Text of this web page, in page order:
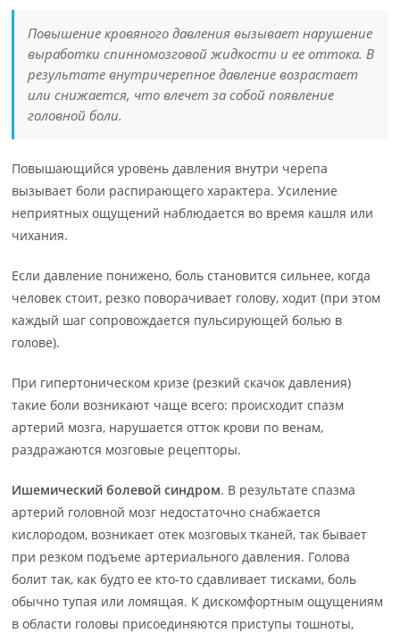
Повышение кровяного давления вызывает нарушение
выработки спинномозговой жидкости и ее оттока. В
результате внутричерепное давление возрастает
или снижается, что влечет за собой появление
головной боли.
Повышающийся уровень давления внутри черепа
вызывает боли распирающего характера. Усиление
неприятных ощущений наблюдается во время кашля или
чихания.
Если давление понижено, боль становится сильнее, когда
человек стоит, резко поворачивает голову, ходит (при этом
каждый шаг сопровождается пульсирующей болью в
голове).
При гипертоническом кризе (резкий скачок давления)
такие боли возникают чаще всего: происходит спазм
артерий мозга, нарушается отток крови по венам,
раздражаются мозговые рецепторы.
Ишемический болевой синдром. В результате спазма
артерий головной мозг недостаточно снабжается
кислородом, возникает отек мозговых тканей, так бывает
при резком подъеме артериального давления. Голова
болит так, как будто ее кто-то сдавливает тисками, боль
обычно тупая или ломящая. К дискомфортным ощущениям
в области головы присоединяются приступы тошноты,